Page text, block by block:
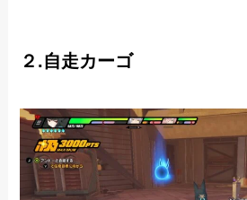
２.自走カーゴ